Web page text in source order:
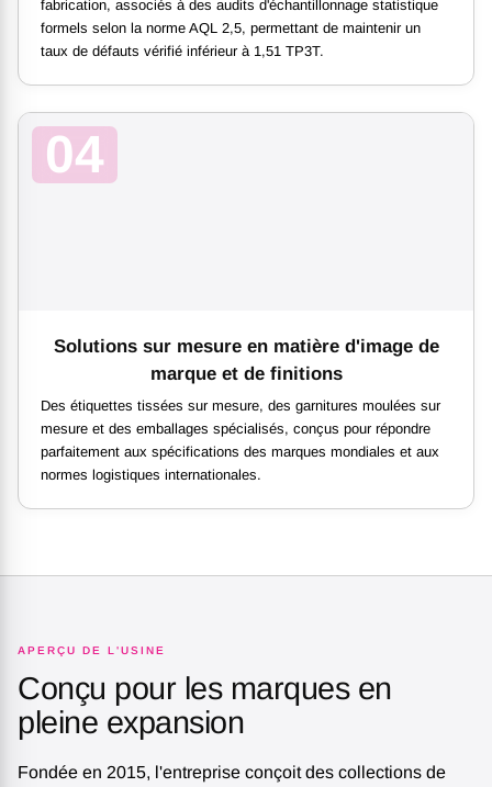
fabrication, associés à des audits d'échantillonnage statistique
formels selon la norme AQL 2,5, permettant de maintenir un
taux de défauts vérifié inférieur à 1,51 TP3T.
04
Solutions sur mesure en matière d'image de
marque et de finitions
Des étiquettes tissées sur mesure, des garnitures moulées sur
mesure et des emballages spécialisés, conçus pour répondre
parfaitement aux spécifications des marques mondiales et aux
normes logistiques internationales.
APERÇU DE L'USINE
Conçu pour les marques en
pleine expansion
Fondée en 2015, l'entreprise conçoit des collections de